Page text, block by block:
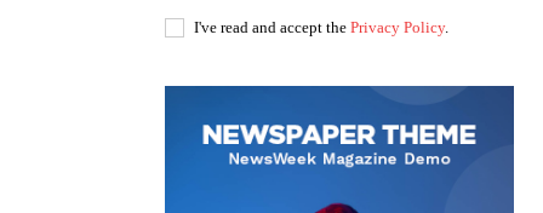
I've read and accept the Privacy Policy.